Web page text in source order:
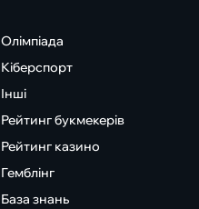
Олімпіада
Кіберспорт
Інші
Рейтинг букмекерів
Рейтинг казино
Гемблінг
База знань